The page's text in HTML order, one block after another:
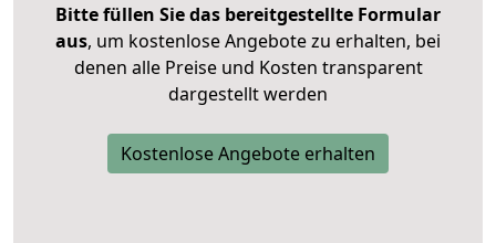
Bitte füllen Sie das bereitgestellte Formular
aus, um kostenlose Angebote zu erhalten, bei
denen alle Preise und Kosten transparent
dargestellt werden
Kostenlose Angebote erhalten